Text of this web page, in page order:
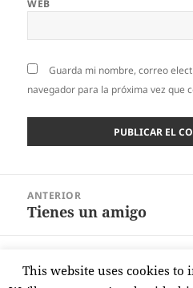
WEB
Guarda mi nombre, correo
navegador para la próxima vez que
entradas
ANTERIOR
Entrada
Tienes un amigo
Entrada
Motivo aparente
This website uses cookies